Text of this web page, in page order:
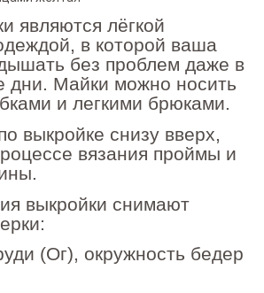
являются лёгкой
в которой ваша
без проблем даже в
дни. Майки можно носить
и легкими брюками.
выкройке снизу вверх,
вязания проймы и
выкройки снимают
(Ог), окружность бедер